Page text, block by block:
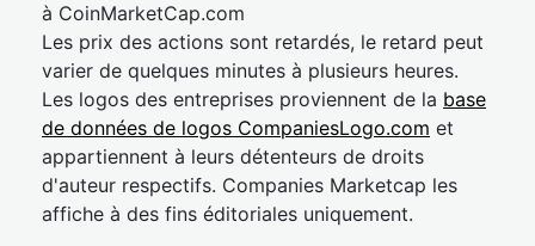
à CoinMarketCap.com
Les prix des actions sont retardés, le retard peut
varier de quelques minutes à plusieurs heures.
Les logos des entreprises proviennent de la base
de données de logos CompaniesLogo.com et
appartiennent à leurs détenteurs de droits
d'auteur respectifs. Companies Marketcap les
affiche à des fins éditoriales uniquement.